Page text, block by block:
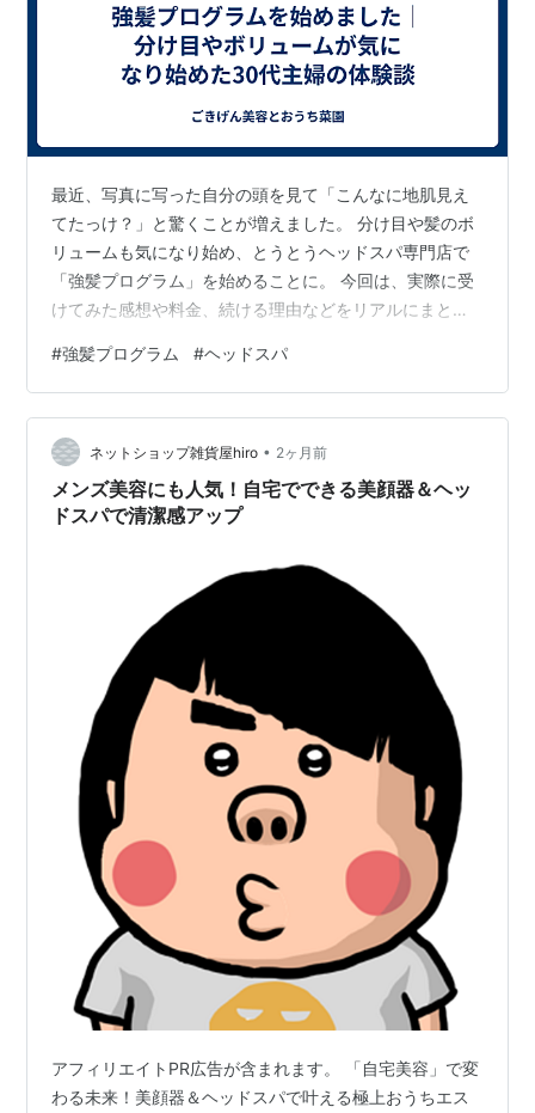
最近、写真に写った自分の頭を見て「こんなに地肌見え
てたっけ？」と驚くことが増えました。 分け目や髪のボ
リュームも気になり始め、とうとうヘッドスパ専門店で
「強髪プログラム」を始めることに。 今回は、実際に受
けてみた感想や料金、続ける理由などをリアルにまとめ
近、分け目やボリュームが気になってきた話 強髪プログ
ラムって何？ 実際に受けてみた感想 痛みはある？ 施術
時間 頭皮の感覚 ヘッドスパとの違い 何回くらい受ける
必要がある？ ヘッドスパ専門店で説明されたこと 継続前
提のケアだった 料金のリアル 続けながら記録していこう
と思います 強髪プログラム…
#強髪プログラム #ヘッドスパ
ネットショップ雑貨屋hiro • 2ヶ月前
メンズ美容にも人気！自宅でできる美顔器＆ヘッ
ドスパで清潔感アップ
アフィリエイトPR広告が含まれます。 「自宅美容」で変
わる未来！美顔器＆ヘッドスパで叶える極上おうちエス